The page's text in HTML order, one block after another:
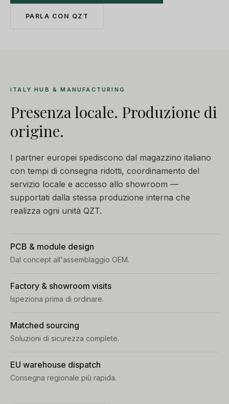
PARLA CON QZT
ITALY HUB & MANUFACTURING
Presenza locale. Produzione di
origine.
I partner europei spediscono dal magazzino italiano
con tempi di consegna ridotti, coordinamento del
servizio locale e accesso allo showroom —
supportati dalla stessa produzione interna che
realizza ogni unità QZT.
PCB & module design
Dal concept all'assemblaggio OEM.
Factory & showroom visits
Ispeziona prima di ordinare.
Matched sourcing
Soluzioni di sicurezza complete.
EU warehouse dispatch
Consegna regionale più rapida.